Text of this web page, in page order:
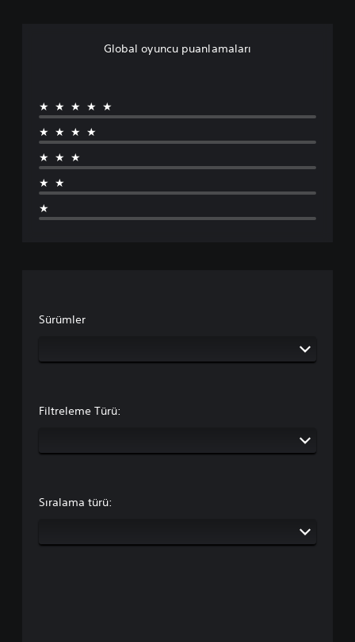
Global oyuncu puanlamaları
★★★★★
★★★★
★★★
★★
★
Sürümler
Filtreleme Türü:
Sıralama türü: